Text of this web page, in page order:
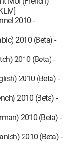
2010 -
2010 (Beta) -
2010 (Beta) -
2010 (Beta) -
2010 (Beta) -
2010 (Beta) -
2010 (Beta) -